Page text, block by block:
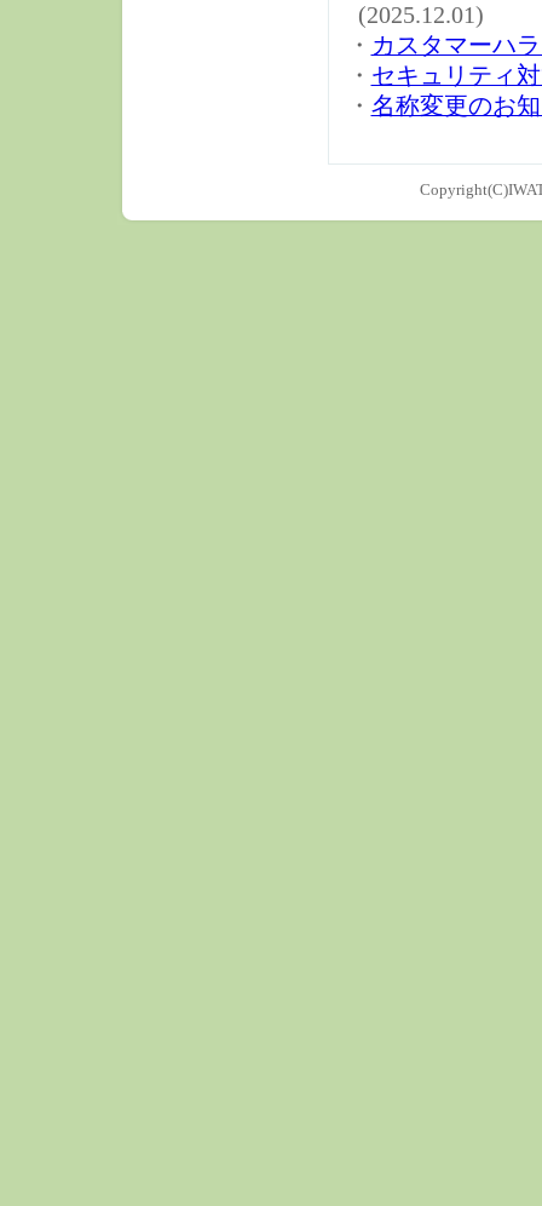
(2025.12.01)
・ カスタマーハ
・ セキュリティ
・ 名称変更のお